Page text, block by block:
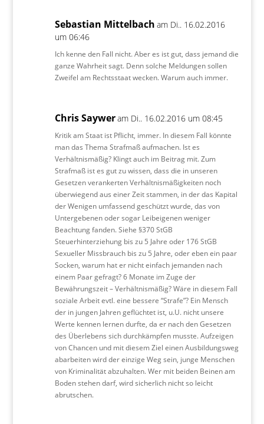
Sebastian Mittelbach am Di.. 16.02.2016
um 06:46
Ich kenne den Fall nicht. Aber es ist gut, dass jemand die
ganze Wahrheit sagt. Denn solche Meldungen sollen
Zweifel am Rechtsstaat wecken. Warum auch immer.
Chris Sayweram Di.. 16.02.2016 um 08:45
Kritik am Staat ist Pflicht, immer. In diesem Fall könnte
man das Thema Strafmaß aufmachen. Ist es
Verhältnismäßig? Klingt auch im Beitrag mit. Zum
Strafmaß ist es gut zu wissen, dass die in unseren
Gesetzen verankerten Verhältnismäßigkeiten noch
überwiegend aus einer Zeit stammen, in der das Kapital
der Wenigen umfassend geschützt wurde, das von
Untergebenen oder sogar Leibeigenen weniger
Beachtung fanden. Siehe §370 StGB
Steuerhinterziehung bis zu 5 Jahre oder 176 StGB
Sexueller Missbrauch bis zu 5 Jahre, oder eben ein paar
Socken, warum hat er nicht einfach jemanden nach
einem Paar gefragt? 6 Monate im Zuge der
Bewährungszeit – Verhältnismäßig? Wäre in diesem Fall
soziale Arbeit evtl. eine bessere “Strafe”? Ein Mensch
der in jungen Jahren geflüchtet ist, u.U. nicht unsere
Werte kennen lernen durfte, da er nach den Gesetzen
des Überlebens sich durchkämpfen musste. Aufzeigen
von Chancen und mit diesem Ziel einen Ausbildungsweg
abarbeiten wird der einzige Weg sein, junge Menschen
von Kriminalität abzuhalten. Wer mit beiden Beinen am
Boden stehen darf, wird sicherlich nicht so leicht
abrutschen.